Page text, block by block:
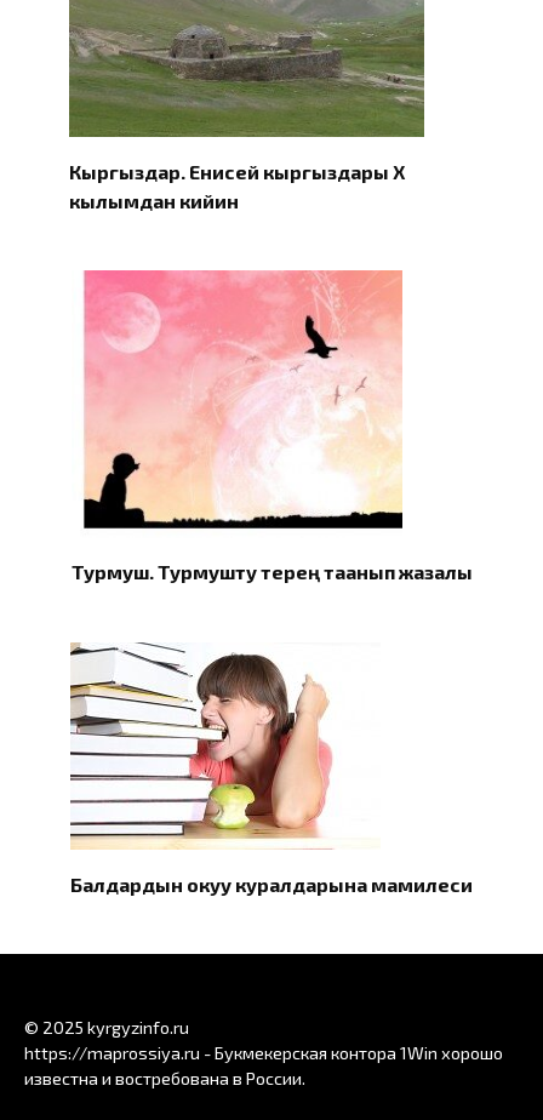
Кыргыздар. Eнисей кыргыздары X
кылымдан кийин
Турмуш. Турмушту терең таанып жазалы
Балдардын окуу куралдарына мамилеси
© 2025 kyrgyzinfo.ru
https://maprossiya.ru - Букмекерская контора 1Win хорошо
известна и востребована в России.